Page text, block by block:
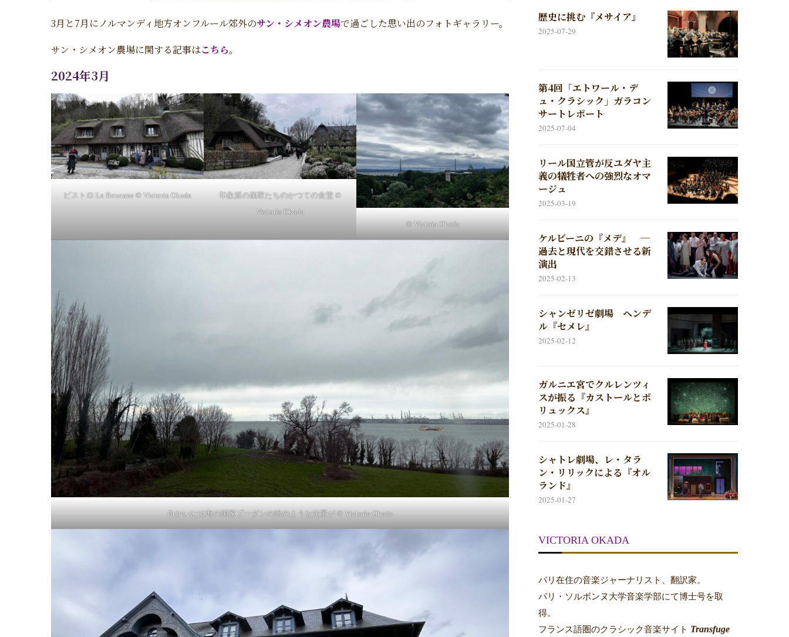
3月と7月にノルマンディ地方オンフルール郊外のサン・シメオン農場で過ごした思い出のフォトギャラリー。
サン・シメオン農場に関する記事はこちら。
2024年3月
ビストロ La Boucane © Victoria Okada
印象派の画家たちのかつての食堂 ©
Victoria Okada
© Victoia Okada
向かいには海の画家ブーダンの絵のような光景が © Victoria Okada
歴史に挑む『メサイア』
2025-07-29
第4回「エトワール・デ
ュ・クラシック」ガラコン
サートレポート
2025-07-04
リール国立管が反ユダヤ主
義の犠牲者への強烈なオマ
ージュ
2025-03-19
ケルビーニの『メデ』 ─
過去と現代を交錯させる新
演出
2025-02-13
シャンゼリゼ劇場 ヘンデ
ル『セメレ』
2025-02-12
ガルニエ宮でクルレンツィ
スが振る『カストールとポ
リュックス』
2025-01-28
シャトレ劇場、レ・タラ
ン・リリックによる『オル
ランド』
2025-01-27
VICTORIA OKADA
パリ在住の音楽ジャーナリスト、翻訳家。
パリ・ソルボンヌ大学音楽学部にて博士号を取
得。
フランス語圏のクラシック音楽サイト Transfuge